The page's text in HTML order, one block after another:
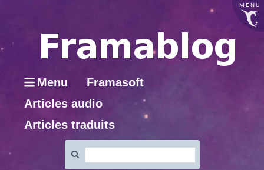
MENU
Menu
Framasoft
Articles audio
Articles traduits
: